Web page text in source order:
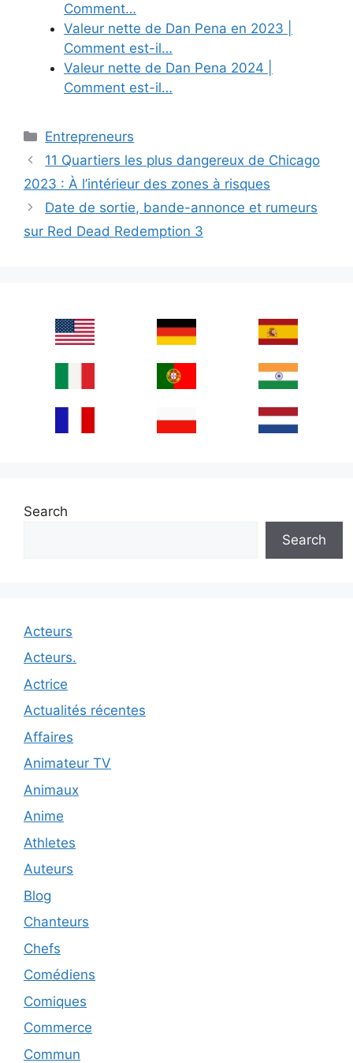
Comment…
Valeur nette de Dan Pena en 2023 |
Comment est-il…
Valeur nette de Dan Pena 2024 |
Comment est-il…
Categories
Entrepreneurs
11 Quartiers les plus dangereux de Chicago
2023 : À l’intérieur des zones à risques
Date de sortie, bande-annonce et rumeurs
sur Red Dead Redemption 3
Search
Search
Acteurs
Acteurs.
Actrice
Actualités récentes
Affaires
Animateur TV
Animaux
Anime
Athletes
Auteurs
Blog
Chanteurs
Chefs
Comédiens
Comiques
Commerce
Commun